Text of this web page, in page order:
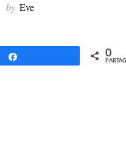
by Eve
0